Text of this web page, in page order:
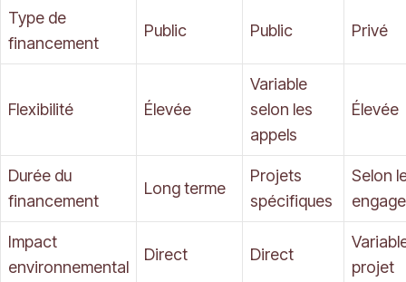
Type de
financement
Public Public Privé
Flexibilité Élevée
Variable
selon les
appels
Élevée
Durée du
financement
Long terme
Projets
spécifiques
Selon
Impact
environnemental
Direct Direct
projet